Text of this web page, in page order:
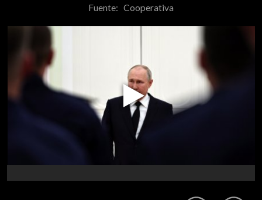
Fuente: Cooperativa
Play
Video